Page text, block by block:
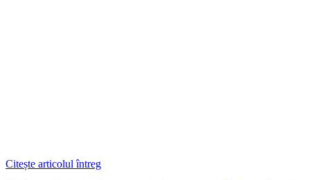
Citește articolul întreg